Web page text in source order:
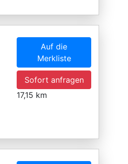
Auf die
Merkliste
Sofort anfragen
17,15 km